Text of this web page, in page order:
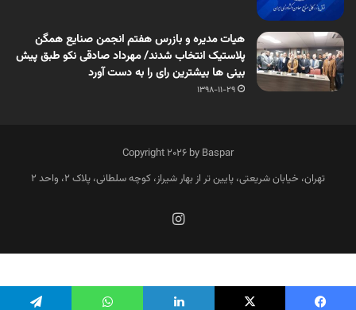
هیات مدیره و بازرس هفتم انجمن صنایع همگن
پلاستیک انتخاب شدند/ مهرداد صادقی نکو طبق پیش
بینی ها بیشترین رای را به دست آورد
1398-11-29
Copyright 2026 by Baspar
تهران، خیابان شریعتی، پایین تر از بهار شیراز، کوچه سلطانی، پلاک 2، واحد 2
فارسی